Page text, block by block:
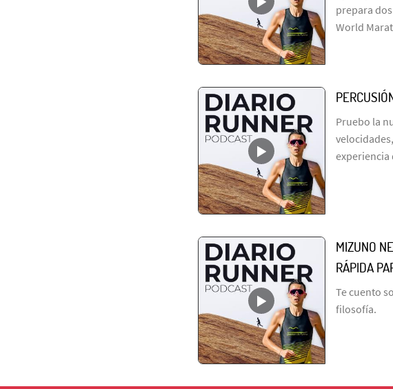
prepara
World
Pruebo la
experiencia
MIZUNO
RÁPIDA
Te cuento
filosofía.